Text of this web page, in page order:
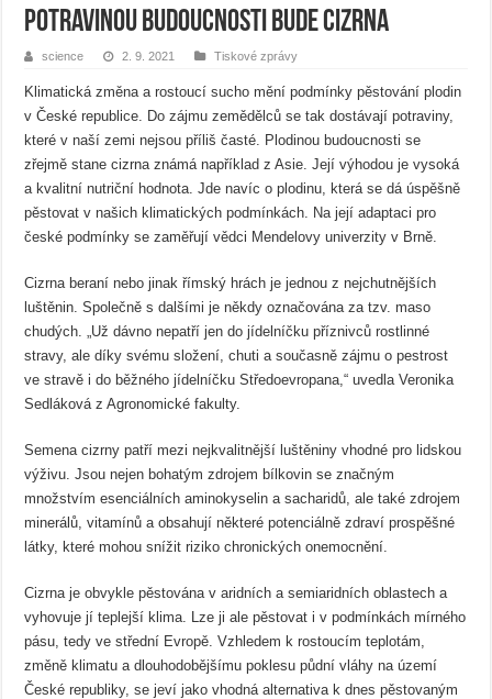
Potravinou budoucnosti bude cizrna
science 2. 9. 2021 Tiskové zprávy
Klimatická změna a rostoucí sucho mění podmínky pěstování plodin
v České republice. Do zájmu zemědělců se tak dostávají potraviny,
které v naší zemi nejsou příliš časté. Plodinou budoucnosti se
zřejmě stane cizrna známá například z Asie. Její výhodou je vysoká
a kvalitní nutriční hodnota. Jde navíc o plodinu, která se dá úspěšně
pěstovat v našich klimatických podmínkách. Na její adaptaci pro
české podmínky se zaměřují vědci Mendelovy univerzity v Brně.
Cizrna beraní nebo jinak římský hrách je jednou z nejchutnějších
luštěnin. Společně s dalšími je někdy označována za tzv. maso
chudých. „Už dávno nepatří jen do jídelníčku příznivců rostlinné
stravy, ale díky svému složení, chuti a současně zájmu o pestrost
ve stravě i do běžného jídelníčku Středoevropana,“ uvedla Veronika
Sedláková z Agronomické fakulty.
Semena cizrny patří mezi nejkvalitnější luštěniny vhodné pro lidskou
výživu. Jsou nejen bohatým zdrojem bílkovin se značným
množstvím esenciálních aminokyselin a sacharidů, ale také zdrojem
minerálů, vitamínů a obsahují některé potenciálně zdraví prospěšné
látky, které mohou snížit riziko chronických onemocnění.
Cizrna je obvykle pěstována v aridních a semiaridních oblastech a
vyhovuje jí teplejší klima. Lze ji ale pěstovat i v podmínkách mírného
pásu, tedy ve střední Evropě. Vzhledem k rostoucím teplotám,
změně klimatu a dlouhodobějšímu poklesu půdní vláhy na území
České republiky, se jeví jako vhodná alternativa k dnes pěstovaným